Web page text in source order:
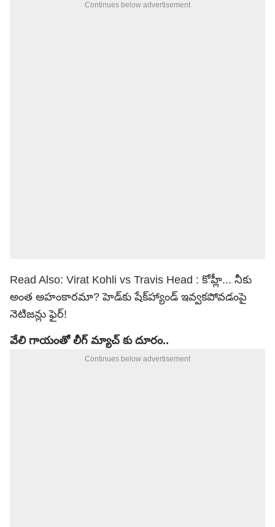
Continues below advertisement
Read Also: Virat Kohli vs Travis Head : కోహ్లీ... నీకు
అంత అహంకారమా? హెడ్‌కు షేక్‌హ్యాండ్ ఇవ్వకపోవడంపై
నెటిజన్లు ఫైర్!
వేలి గాయంతో లీగ్ మ్యాచ్ కు దూరం..
Continues below advertisement